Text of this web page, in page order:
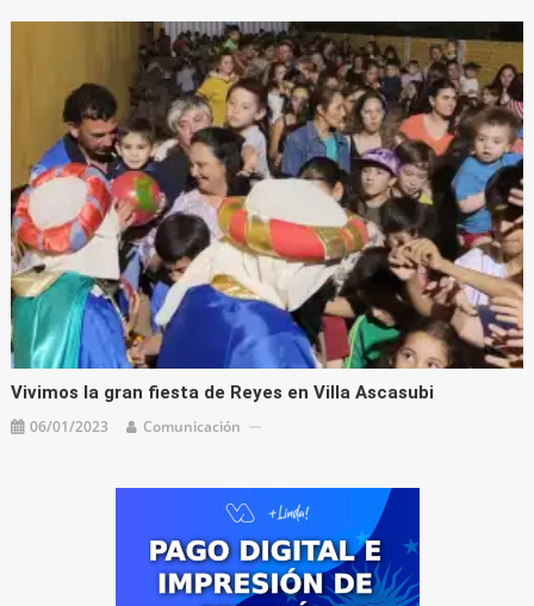
Vivimos la gran fiesta de Reyes en Villa Ascasubi
06/01/2023 Comunicación